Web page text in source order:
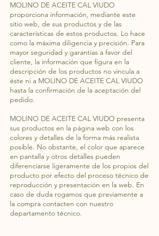
MOLINO DE ACEITE CAL VIUDO
proporciona información, mediante este
sitio web, de sus productos y de las
características de estos productos. Lo hace
como la máxima diligencia y precisión. Para
mayor seguridad y garantías a favor del
cliente, la información que figura en la
descripción de los productos no vincula a
éste ni a MOLINO DE ACEITE CAL VIUDO
hasta la confirmación de la aceptación del
pedido.
MOLINO DE ACEITE CAL VIUDO presenta
sus productos en la página web con los
colores y detalles de la forma más realista
posible. No obstante, el color que aparece
en pantalla y otros detalles pueden
diferenciarse ligeramente de los propios del
producto por efecto del proceso técnico de
reproducción y presentación en la web. En
caso de duda rogamos que previamente a
la compra contacten con nuestro
departamento técnico.